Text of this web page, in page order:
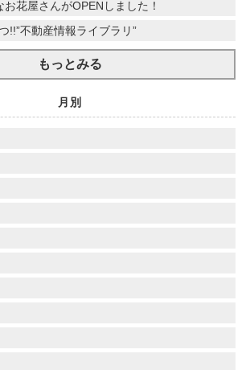
花屋さんがOPENしました！
!!”不動産情報ライブラリ”
もっとみる
月別